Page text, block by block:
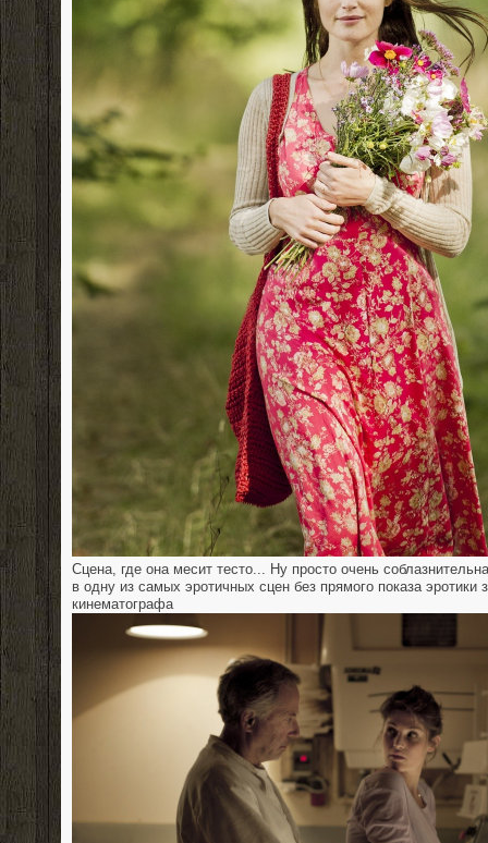
Сцена, где она месит тесто... Ну просто очень
в одну из самых эротичных сцен без прямого показа эротики
кинематографа